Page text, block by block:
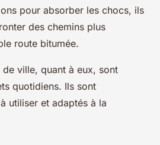
pour absorber les chocs, ils
des chemins plus
route bitumée.
ville, quant à eux, sont
quotidiens. Ils sont
utiliser et adaptés à la